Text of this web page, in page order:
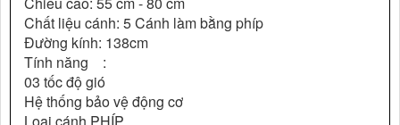
Chất liệu cánh: 5 Cánh làm bằng phíp
Đường kính: 138cm
Tính năng :
03 tốc độ gió
Hệ thống bảo vệ động cơ